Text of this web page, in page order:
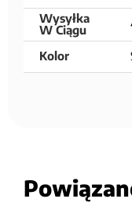
Wysyłka
W Ciągu
Kolor